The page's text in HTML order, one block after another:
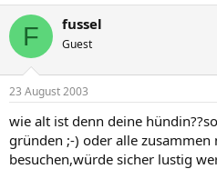
F fussel
Guest
23 August 2003
wie alt ist denn deine
gründen ;-) oder alle zusammen
besuchen,würde sicher lustig